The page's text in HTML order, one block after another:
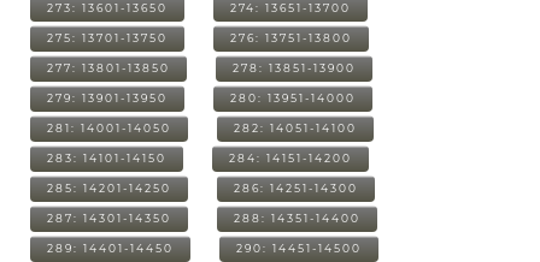
273: 13601-13650 274: 13651-13700
275: 13701-13750 276: 13751-13800
277: 13801-13850 278: 13851-13900
279: 13901-13950 280: 13951-14000
281: 14001-14050 282: 14051-14100
283: 14101-14150 284: 14151-14200
285: 14201-14250 286: 14251-14300
287: 14301-14350 288: 14351-14400
289: 14401-14450 290: 14451-14500